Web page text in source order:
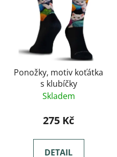
Ponožky, motiv koťátka
s klubíčky
Skladem
275 Kč
DETAIL